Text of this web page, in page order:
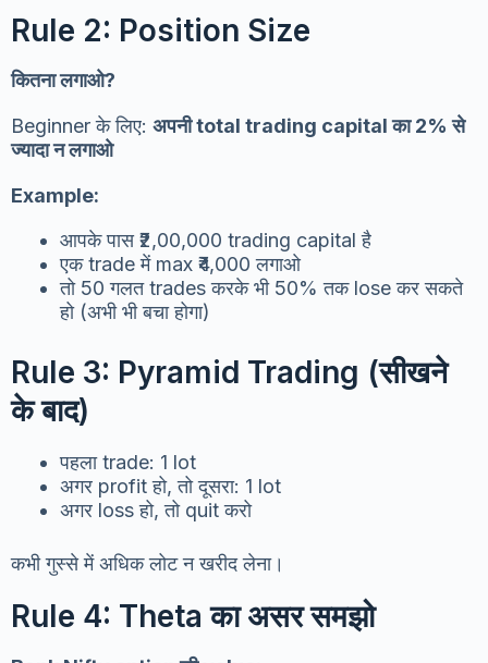
Rule 2: Position Size
कितना लगाओ?
Beginner के लिए: अपनी total trading capital का 2% से
ज्यादा न लगाओ
Example:
आपके पास ₹2,00,000 trading capital है
एक trade में max ₹4,000 लगाओ
तो 50 गलत trades करके भी 50% तक lose कर सकते
हो (अभी भी बचा होगा)
Rule 3: Pyramid Trading (सीखने
के बाद)
पहला trade: 1 lot
अगर profit हो, तो दूसरा: 1 lot
अगर loss हो, तो quit करो
कभी गुस्से में अधिक लोट न खरीद लेना।
Rule 4: Theta का असर समझो